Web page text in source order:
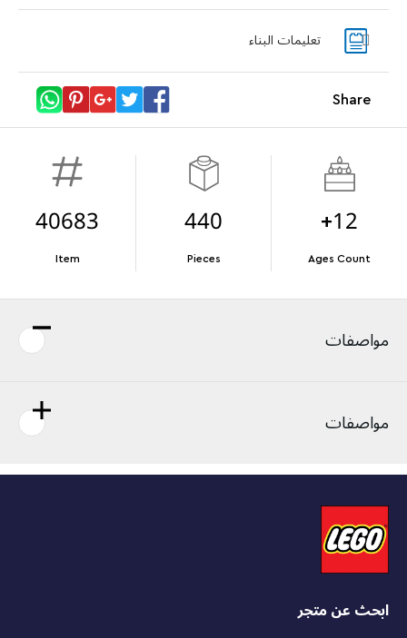
تعليمات البناء
Share
12+
Ages Count
440
Pieces
40683
Item
مواصفات
مواصفات
Plant seeds of creativity with this LEGO® Flower Trellis
Display (40683) Spring gift. Featuring spring blooms
and a trellis with wicker detailing, it’s a great spring
gift for kids aged 12 and up, as well as adults who love
nature. Featuring LEGO flowers in shades of yellow,
of floral decor that will never wilt or need to be
watered. Once built, it can be displayed standing or
ابحث عن متجر